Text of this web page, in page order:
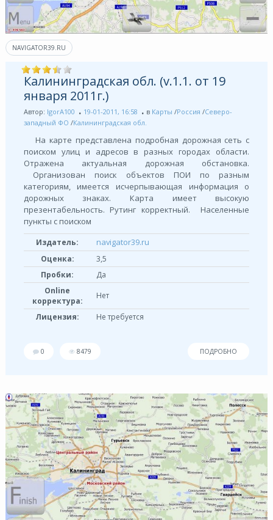
NAVIGATOR39.RU
Калининградская обл. (v.1.1. от 19
января 2011г.)
Автор: IgorA100 19-01-2011, 16:58 в Карты /Россия /Северо-
западный ФО /Калининградская обл.
На карте представлена подробная дорожная сеть с
поиском улиц и адресов в разных городах области.
Отражена актуальная дорожная обстановка.
Организован поиск объектов ПОИ по разным
категориям, имеется исчерпывающая информация о
дорожных знаках. Карта имеет высокую
презентабельность. Рутинг корректный. Населенные
пункты с поиском
Издатель: navigator39.ru
Оценка:
3,5
Пробки:
Да
Online
корректура:
Нет
Лицензия: Не требуется
0 8479 ПОДРОБНО